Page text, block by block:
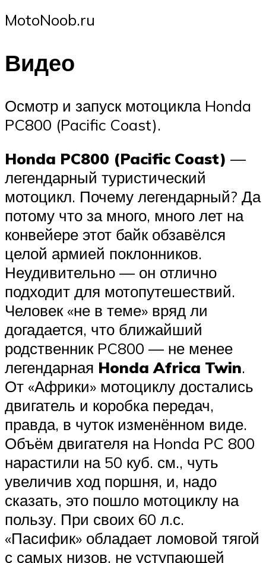
MotoNoob.ru
Видео
Осмотр и запуск мотоцикла Honda
PC800 (Pacific Coast).
Honda PC800 (Pacific Coast) —
легендарный туристический
мотоцикл. Почему легендарный? Да
потому что за много, много лет на
конвейере этот байк обзавёлся
целой армией поклонников.
Неудивительно — он отлично
подходит для мотопутешествий.
Человек «не в теме» вряд ли
догадается, что ближайший
родственник PC800 — не менее
легендарная Honda Africa Twin.
От «Африки» мотоциклу достались
двигатель и коробка передач,
правда, в чуток изменённом виде.
Объём двигателя на Honda PC 800
нарастили на 50 куб. см., чуть
увеличив ход поршня, и, надо
сказать, это пошло мотоциклу на
пользу. При своих 60 л.с.
«Пасифик» обладает ломовой тягой
с самых низов, не уступающей